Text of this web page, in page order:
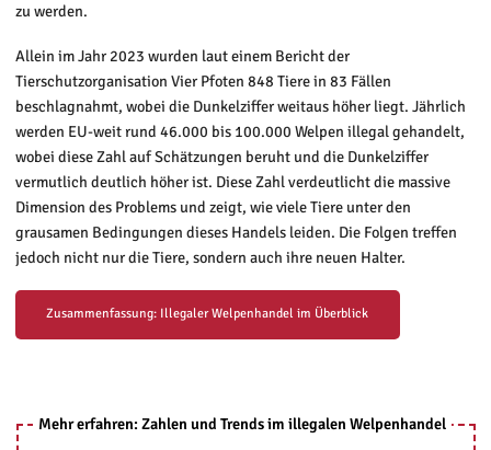
zu werden.
Allein im Jahr 2023 wurden laut einem Bericht der
Tierschutzorganisation Vier Pfoten 848 Tiere in 83 Fällen
beschlagnahmt, wobei die Dunkelziffer weitaus höher liegt. Jährlich
werden EU-weit rund 46.000 bis 100.000 Welpen illegal gehandelt,
wobei diese Zahl auf Schätzungen beruht und die Dunkelziffer
vermutlich deutlich höher ist. Diese Zahl verdeutlicht die massive
Dimension des Problems und zeigt, wie viele Tiere unter den
grausamen Bedingungen dieses Handels leiden. Die Folgen treffen
jedoch nicht nur die Tiere, sondern auch ihre neuen Halter.
Zusammenfassung: Illegaler Welpenhandel im Überblick
Mehr erfahren: Zahlen und Trends im illegalen Welpenhandel